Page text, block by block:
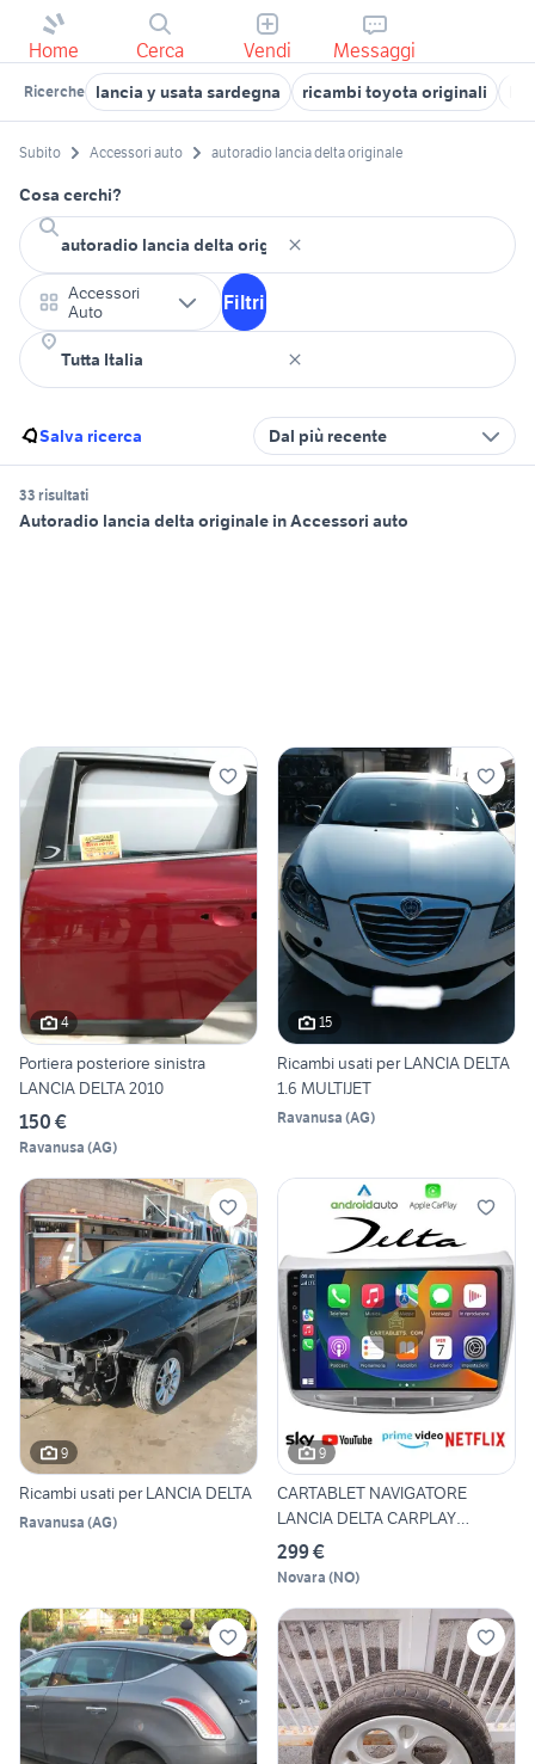
Home Cerca Vendi Messaggi
Ricerche lancia y usata sardegna ricambi toyota originali
Subito Accessori auto autoradio lancia delta originale
Cosa cerchi?
Accessori
Auto
Filtri
Salva ricerca Dal più recente
33 risultati
Autoradio lancia delta originale in Accessori auto
4
Portiera posteriore sinistra
LANCIA DELTA 2010
150 €
Ravanusa (AG)
15
Ricambi usati per LANCIA DELTA
1.6 MULTIJET
Ravanusa (AG)
9
Ricambi usati per LANCIA DELTA
Ravanusa (AG)
9
CARTABLET NAVIGATORE
LANCIA DELTA CARPLAY
ANDROID
299 €
Novara (NO)